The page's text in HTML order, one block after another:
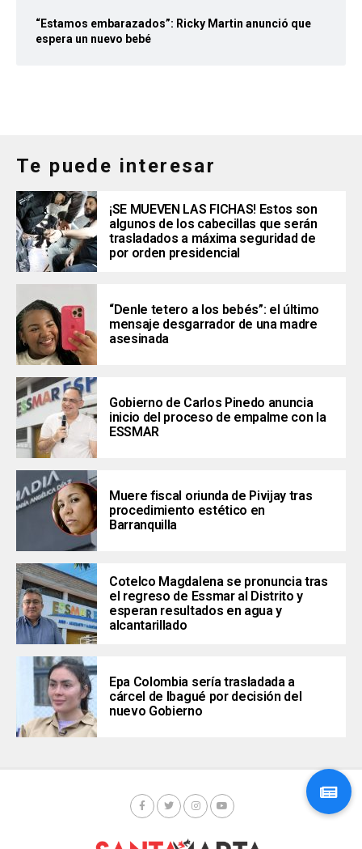
“Estamos embarazados”: Ricky Martin anunció que
espera un nuevo bebé
Te puede interesar
¡SE MUEVEN LAS FICHAS! Estos son
algunos de los cabecillas que serán
trasladados a máxima seguridad de
por orden presidencial
“Denle tetero a los bebés”: el último
mensaje desgarrador de una madre
asesinada
Gobierno de Carlos Pinedo anuncia
inicio del proceso de empalme con la
ESSMAR
Muere fiscal oriunda de Pivijay tras
procedimiento estético en
Barranquilla
Cotelco Magdalena se pronuncia tras
el regreso de Essmar al Distrito y
esperan resultados en agua y
alcantarillado
Epa Colombia sería trasladada a
cárcel de Ibagué por decisión del
nuevo Gobierno